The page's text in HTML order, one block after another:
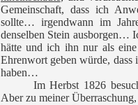
Gemeinschaft, dass ich
sollte… irgendwann im
denselben Stein ausborgen…
hätte und ich ihn nur als
Ehrenwort geben würde,
haben…
Im Herbst 1826
Aber zu meiner